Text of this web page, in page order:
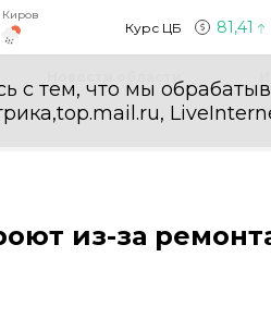
Киров
Курс ЦБ 81,41
с тем, что мы
из-за